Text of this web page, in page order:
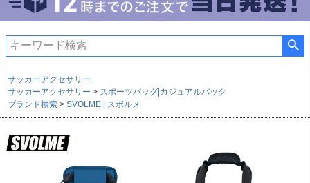
検索
サッカーアクセサリー
サッカーアクセサリー
スポーツバッグ|カジュアルバック
ブランド検索
SVOLME | スボルメ